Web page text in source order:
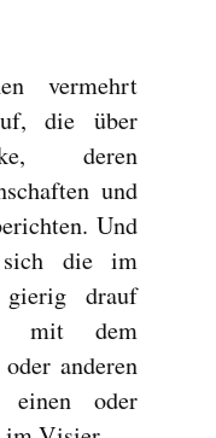
vermehrt
die über
deren
und
Und
sich die im
gierig drauf
mit dem
anderen
einen oder